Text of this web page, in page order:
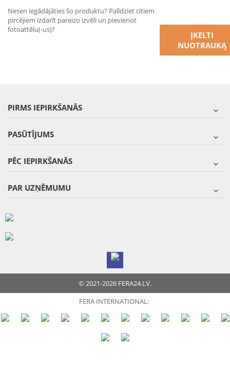
Nesen iegādājāties šo produktu? Palīdziet citiem
pircējiem izdarīt pareizo izvēli un pievienot
fotoattēlu(-us)?
ĮKELTI
NUOTRAUKĄ
PIRMS IEPIRKŠANĀS
PASŪTĪJUMS
PĒC IEPIRKŠANĀS
PAR UZŅĒMUMU
© 2021-2026 FERA24.LV.
FERA INTERNATIONAL: